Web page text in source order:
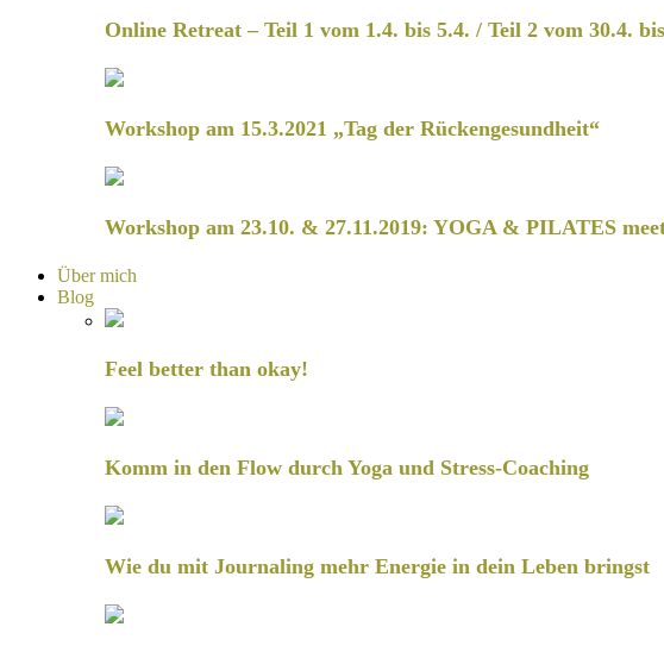
Online Retreat – Teil 1 vom 1.4. bis 5.4. / Teil 2 vom 30.4.
Workshop am 15.3.2021 „Tag der Rückengesundheit“
Workshop am 23.10. & 27.11.2019: YOGA & PILATES
Über mich
Blog
Feel better than okay!
Komm in den Flow durch Yoga und Stress-Coaching
Wie du mit Journaling mehr Energie in dein Leben bringst